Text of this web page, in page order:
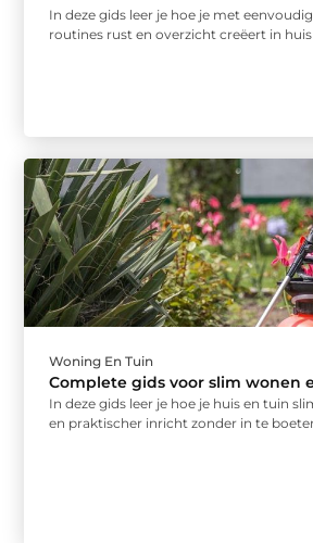
In deze gids leer je hoe je met
routines rust en overzicht creëert in huis
Woning En Tuin
Complete gids voor slim wonen
In deze gids leer je hoe je huis en tuin
en praktischer inricht zonder in te boeten